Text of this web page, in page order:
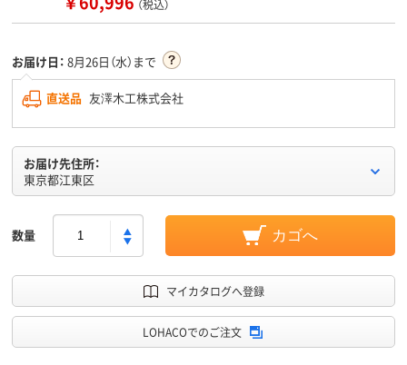
（税込）
お届け日： 8月26日（水）まで
直送品 友澤木工株式会社
お届け先住所：
東京都江東区
数量 カゴへ
マイカタログへ登録
LOHACOでのご注文